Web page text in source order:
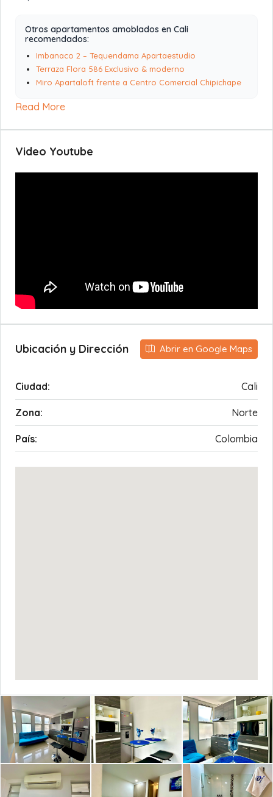
Otros apartamentos amoblados en Cali
recomendados:
Imbanaco 2 – Tequendama Apartaestudio
Terraza Flora 586 Exclusivo & moderno
Miro Apartaloft frente a Centro Comercial Chipichape
Read More
Video Youtube
Ubicación y Dirección Abrir en Google Maps
Ciudad: Cali
Zona: Norte
País: Colombia